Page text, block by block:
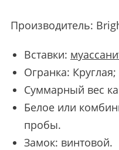
Производитель:
Вставки:
Огранка: Круглая;
Суммарный вес
Белое или
пробы.
Замок: винтовой.